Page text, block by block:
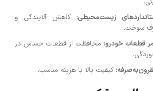
زیست‌محیطی: کاهش آلایندگی و
سوخت.
قطعات خودرو: محافظت از قطعات حساس در
: کیفیت بالا با هزینه مناسب.